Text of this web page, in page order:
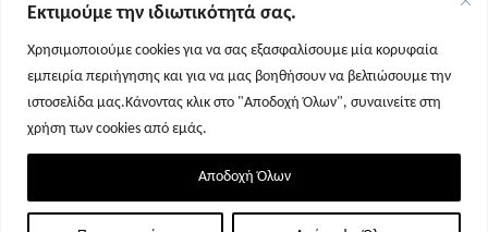
Εκτιμούμε την ιδιωτικότητά σας.
Χρησιμοποιούμε cookies για να σας εξασφαλίσουμε μία κορυφαία
εμπειρία περιήγησης και για να μας βοηθήσουν να βελτιώσουμε την
ιστοσελίδα μας.Κάνοντας κλικ στο "Αποδοχή Όλων", συναινείτε στη
χρήση των cookies από εμάς.
Αποδοχή Όλων
Σελίδα 1 Σελίδα 2